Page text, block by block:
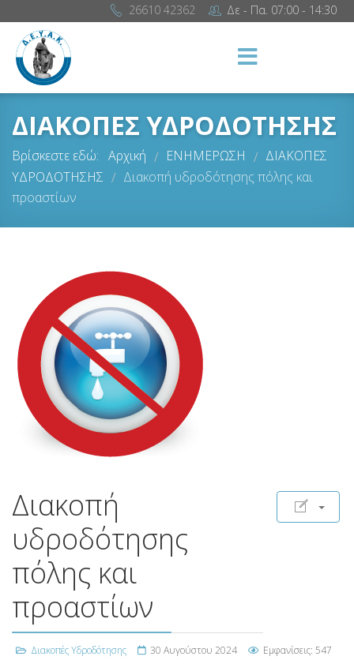
26610 42362 Δε - Πα. 07:00 - 14:30
ΔΙΑΚΟΠΕΣ ΥΔΡΟΔΟΤΗΣΗΣ
Βρίσκεστε εδώ: Αρχική / ΕΝΗΜΕΡΩΣΗ / ΔΙΑΚΟΠΕΣ
ΥΔΡΟΔΟΤΗΣΗΣ / Διακοπή υδροδότησης πόλης και
προαστίων
Διακοπή
υδροδότησης
πόλης και
προαστίων
Διακοπές Υδροδότησης 30 Αυγούστου 2024 Εμφανίσεις: 547